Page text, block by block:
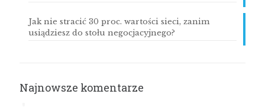
Jak nie stracić 30 proc. wartości sieci, zanim
usiądziesz do stołu negocjacyjnego?
Najnowsze komentarze